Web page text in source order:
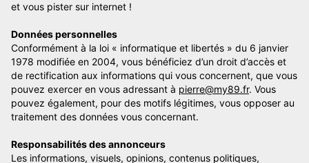
et vous pister sur internet !
Données personnelles
Conformément à la loi « informatique et libertés » du 6 janvier
1978 modifiée en 2004, vous bénéficiez d’un droit d’accès et
de rectification aux informations qui vous concernent, que vous
pouvez exercer en vous adressant à pierre@my89.fr. Vous
pouvez également, pour des motifs légitimes, vous opposer au
traitement des données vous concernant.
Responsabilités des annonceurs
Les informations, visuels, opinions, contenus politiques,